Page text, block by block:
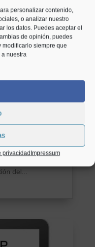
personalizar contenido,
o analizar nuestro
los datos. Puedes aceptar el
de opinión, puedes
modificarlo siempre que
nuestra
privacidadImpressum
llevanza
través de
de la
ha remitido una
principales
por el Real
para la
del...